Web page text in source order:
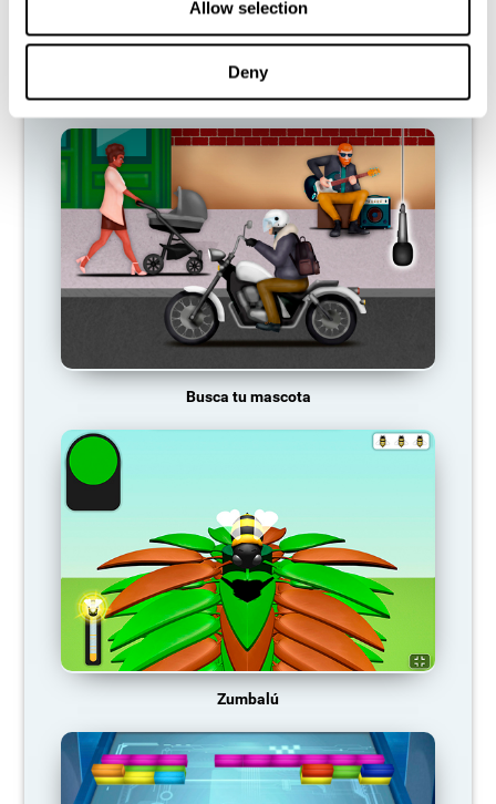
Allow selection
Deny
Carrera de Dragster
Busca tu mascota
Zumbalú